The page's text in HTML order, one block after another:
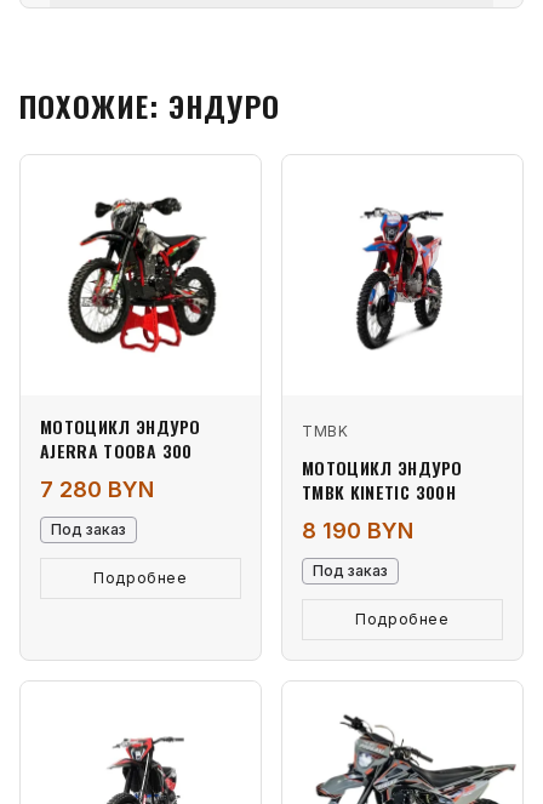
ПОХОЖИЕ: ЭНДУРО
МОТОЦИКЛ ЭНДУРО
AJERRA TOOBA 300
7 280 BYN
Под заказ
Подробнее
TMBK
МОТОЦИКЛ ЭНДУРО
TMBK KINETIC 300H
8 190 BYN
Под заказ
Подробнее